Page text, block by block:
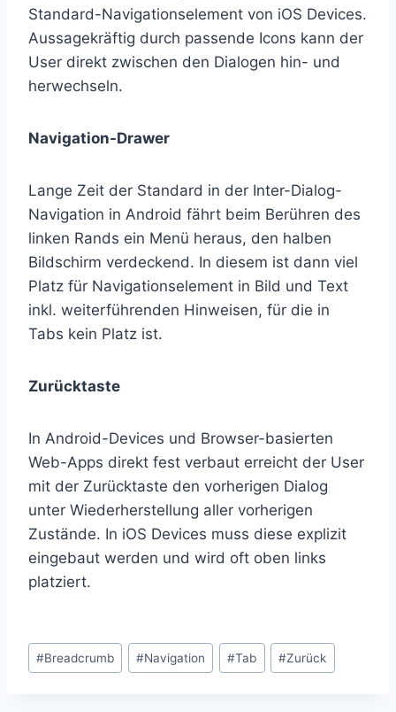
Standard-Navigationselement von iOS Devices.
Aussagekräftig durch passende Icons kann der
User direkt zwischen den Dialogen hin- und
herwechseln.
Navigation-Drawer
Lange Zeit der Standard in der Inter-Dialog-
Navigation in Android fährt beim Berühren des
linken Rands ein Menü heraus, den halben
Bildschirm verdeckend. In diesem ist dann viel
Platz für Navigationselement in Bild und Text
inkl. weiterführenden Hinweisen, für die in
Tabs kein Platz ist.
Zurücktaste
In Android-Devices und Browser-basierten
Web-Apps direkt fest verbaut erreicht der User
mit der Zurücktaste den vorherigen Dialog
unter Wiederherstellung aller vorherigen
Zustände. In iOS Devices muss diese explizit
eingebaut werden und wird oft oben links
platziert.
Schlagworte:
#Breadcrumb #Navigation #Tab #Zurück